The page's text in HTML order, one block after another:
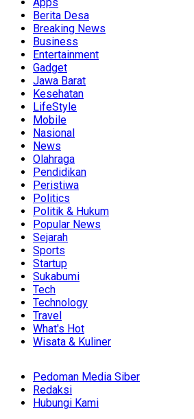
Berita Desa
Breaking News
Business
Entertainment
Gadget
Jawa Barat
Kesehatan
LifeStyle
Mobile
Nasional
News
Olahraga
Pendidikan
Peristiwa
Politics
Politik & Hukum
Popular News
Sejarah
Sports
Startup
Sukabumi
Tech
Technology
Travel
What's Hot
Wisata & Kuliner
Pedoman Media Siber
Redaksi
Hubungi Kami